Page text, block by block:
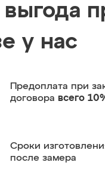
выгода
у нас
Предоплата при
договора всего
Сроки
после замера